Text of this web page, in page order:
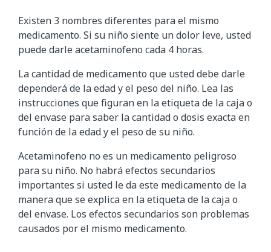
Existen 3 nombres diferentes para el mismo
medicamento. Si su niño siente un dolor leve, usted
puede darle acetaminofeno cada 4 horas.
La cantidad de medicamento que usted debe darle
dependerá de la edad y el peso del niño. Lea las
instrucciones que figuran en la etiqueta de la caja o
del envase para saber la cantidad o dosis exacta en
función de la edad y el peso de su niño.
Acetaminofeno no es un medicamento peligroso
para su niño. No habrá efectos secundarios
importantes si usted le da este medicamento de la
manera que se explica en la etiqueta de la caja o
del envase. Los efectos secundarios son problemas
causados por el mismo medicamento.